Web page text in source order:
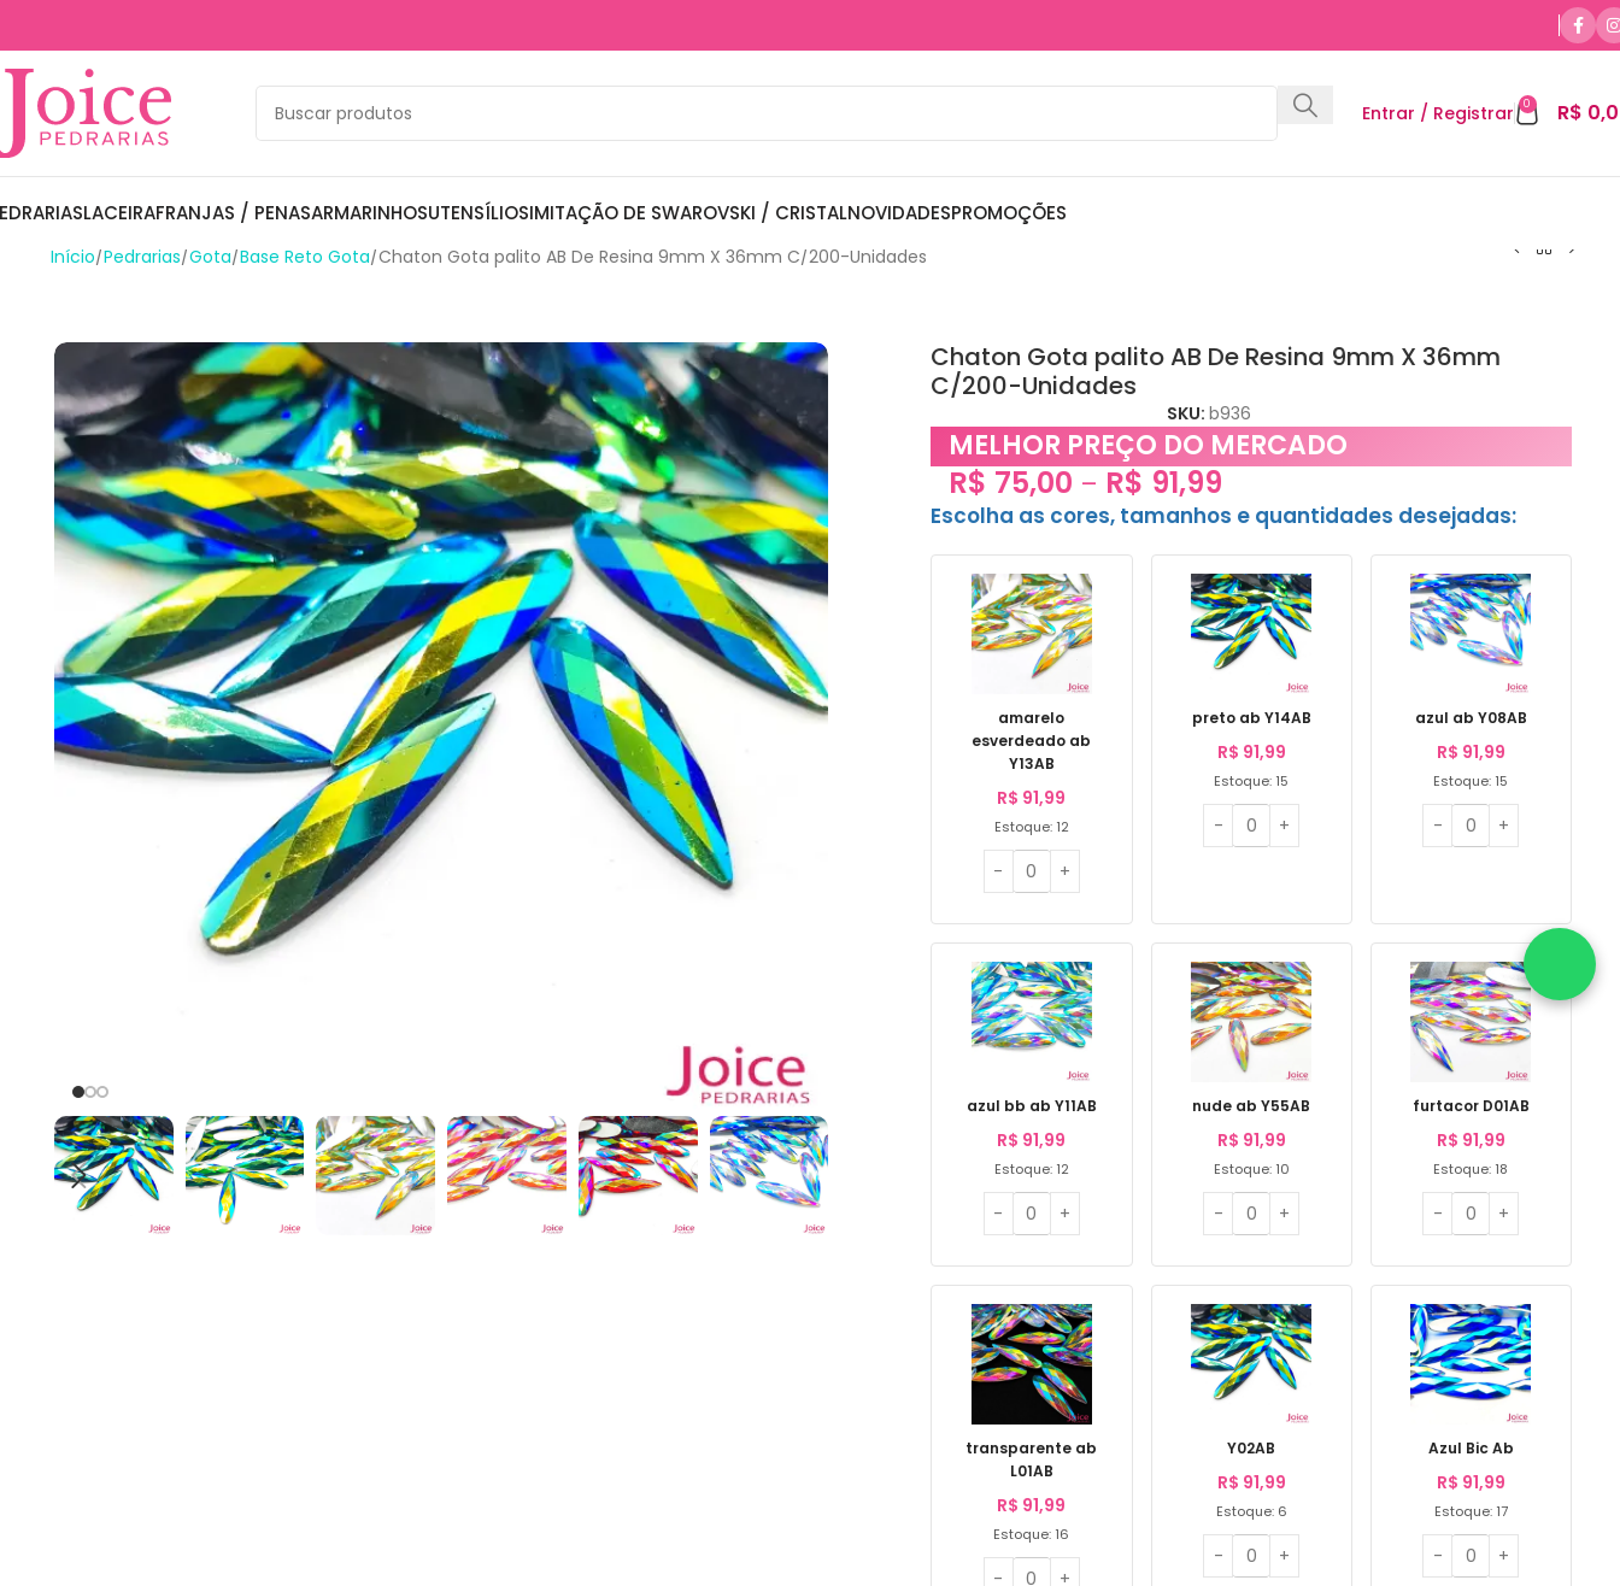
Entrar / Registrar 0 R$
LACEIRAFRANJAS / PENASARMARINHOSUTENSÍLIOSIMITAÇÃO DE SWAROVSKI / CRISTALNOVIDADESPROMOÇÕES
Início Pedrarias Gota Base Reto Gota Chaton Gota palito AB De Resina 9mm X 36mm C/200-Unidades
Chaton Gota palito AB De Resina 9mm X 36mm
C/200-Unidades
SKU:b936
MELHOR PREÇO DO MERCADO
R$ 75,00 – R$ 91,99
Escolha as cores, tamanhos e quantidades desejadas:
amarelo
esverdeado ab
Y13AB
R$ 91,99
Estoque: 12
preto ab Y14AB
R$ 91,99
Estoque: 15
azul ab Y08AB
R$ 91,99
Estoque: 15
azul bb ab Y11AB
R$ 91,99
Estoque: 12
nude ab Y55AB
R$ 91,99
Estoque: 10
furtacor D01AB
R$ 91,99
Estoque: 18
transparente ab
L01AB
R$ 91,99
Estoque: 16
Y02AB
R$ 91,99
Estoque: 6
Azul Bic Ab
R$ 91,99
Estoque: 17